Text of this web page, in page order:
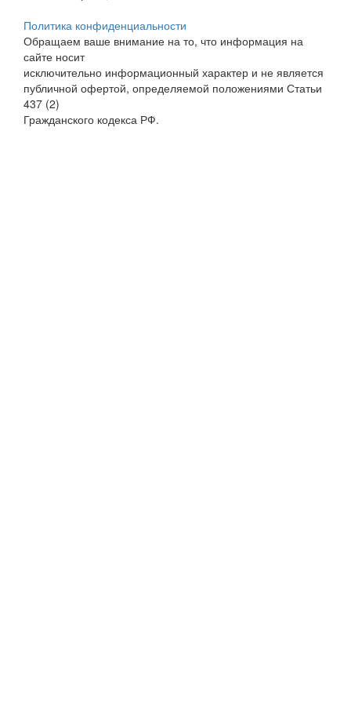
Политика конфиденциальности
Обращаем ваше внимание на то, что информация на
сайте носит
исключительно информационный характер и не является
публичной офертой, определяемой положениями Статьи
437 (2)
Гражданского кодекса РФ.